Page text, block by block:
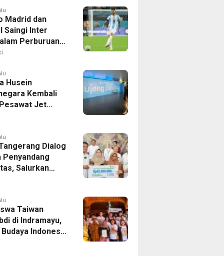
Madrid dan
Saingi Inter
Perburuan
Husein
Kembali
Jet
Agustus 2026,
Denpasar
Dialog
Penyandang
Salurkan
dan Tampung
Taiwan
di Indramayu,
Indonesia
Pekerja